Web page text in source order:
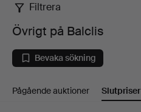
Övrigt
på
Balclis
Filtrera
Övrigt på Balclis
Bevaka sökning
Pågående auktioner Slutpriser